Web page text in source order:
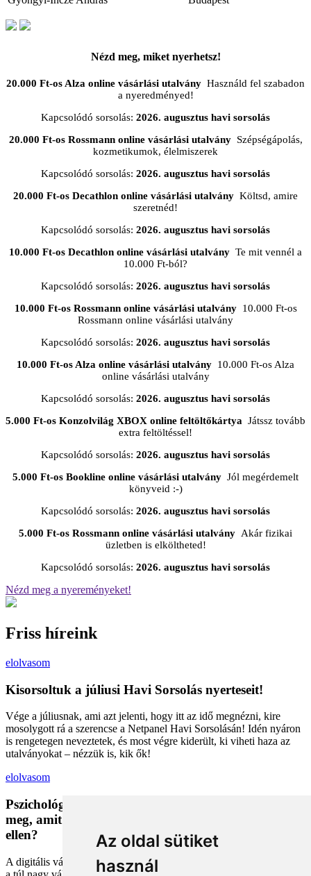
Az oldal sütiket
használ
Nézd meg, miket nyerhetsz!
20.000 Ft-os Alza online vásárlási utalvány Használd fel szabadon
a nyeredményed!
Kapcsolódó sorsolás: 2026. augusztus havi sorsolás
20.000 Ft-os Rossmann online vásárlási utalványSzépségápolás,
kozmetikumok, élelmiszerek
Kapcsolódó sorsolás: 2026. augusztus havi sorsolás
20.000 Ft-os Decathlon online vásárlási utalvány Költsd, amire
szeretnéd!
Kapcsolódó sorsolás: 2026. augusztus havi sorsolás
10.000 Ft-os Decathlon online vásárlási utalvány Te mit vennél a
10.000 Ft-ból?
Kapcsolódó sorsolás: 2026. augusztus havi sorsolás
10.000 Ft-os Rossmann online vásárlási utalvány10.000 Ft-os
Rossmann online vásárlási utalvány
Kapcsolódó sorsolás: 2026. augusztus havi sorsolás
10.000 Ft-os Alza online vásárlási utalvány 10.000 Ft-os Alza
online vásárlási utalvány
Kapcsolódó sorsolás: 2026. augusztus havi sorsolás
5.000 Ft-os Konzolvilág XBOX online feltöltőkártya Játssz tovább
extra feltöltéssel!
Kapcsolódó sorsolás: 2026. augusztus havi sorsolás
5.000 Ft-os Bookline online vásárlási utalvány Jól megérdemelt
könyveid :-)
Kapcsolódó sorsolás: 2026. augusztus havi sorsolás
5.000 Ft-os Rossmann online vásárlási utalvány Akár fizikai
üzletben is elköltheted!
Kapcsolódó sorsolás: 2026. augusztus havi sorsolás
Nézd meg a nyereményeket!
Friss híreink
elolvasom
Kisorsoltuk a júliusi Havi Sorsolás nyerteseit!
Vége a júliusnak, ami azt jelenti, hogy itt az idő megnézni, kire
mosolygott rá a szerencse a Netpanel Havi Sorsolásán! Idén nyáron
is rengetegen neveztetek, és most végre kiderült, ki viheti haza az
utalványokat – nézzük is, kik ők!
elolvasom
Pszichológiai trükkök a kosárban: Miért vesszük
meg, amit megveszünk, és mit tehetünk a bűntudat
ellen?
A digitális vásárlás kényelmes, de tele van pszichológiai csapdákkal